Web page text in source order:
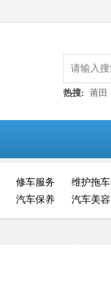
热搜: 莆田
修车服务
维护拖车
汽车保养 汽车美容